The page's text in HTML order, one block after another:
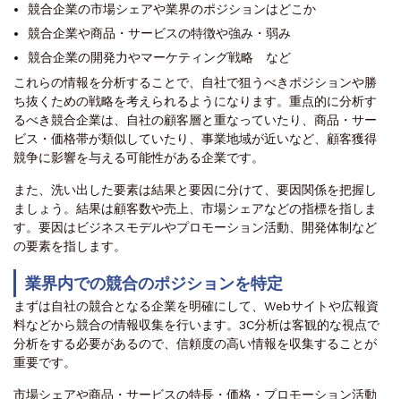
競合企業の市場シェアや業界のポジションはどこか
競合企業や商品・サービスの特徴や強み・弱み
競合企業の開発力やマーケティング戦略 など
これらの情報を分析することで、自社で狙うべきポジションや勝
ち抜くための戦略を考えられるようになります。重点的に分析す
るべき競合企業は、自社の顧客層と重なっていたり、商品・サー
ビス・価格帯が類似していたり、事業地域が近いなど、顧客獲得
競争に影響を与える可能性がある企業です。
また、洗い出した要素は結果と要因に分けて、要因関係を把握し
ましょう。結果は顧客数や売上、市場シェアなどの指標を指しま
す。要因はビジネスモデルやプロモーション活動、開発体制など
の要素を指します。
業界内での競合のポジションを特定
まずは自社の競合となる企業を明確にして、Webサイトや広報資
料などから競合の情報収集を行います。3C分析は客観的な視点で
分析をする必要があるので、信頼度の高い情報を収集することが
重要です。
市場シェアや商品・サービスの特長・価格・プロモーション活動